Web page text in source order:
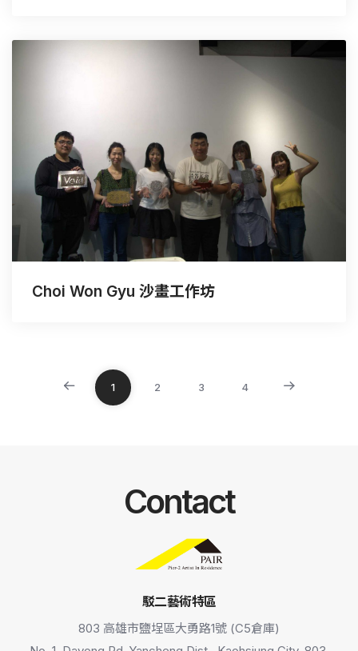
Choi Won Gyu 沙畫工作坊
1 2 3 4
Contact
駁二藝術特區
803 高雄市鹽埕區大勇路1號 (C5倉庫)